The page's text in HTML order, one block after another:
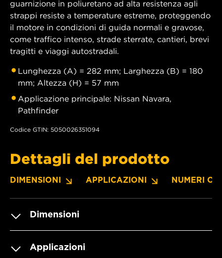
guarnizione in poliuretano ad alta resistenza agli
strappi resiste a temperature estreme, proteggendo
il motore in condizioni di guida normali e gravose,
come traffico intenso, strade sterrate, cantieri, brevi
tragitti e viaggi autostradali.
Lunghezza (A) = 282 mm; Larghezza (B) = 180
mm; Altezza (H) = 57 mm
Applicazione principale: Nissan Navara,
Pathfinder
Codice GTIN: 5050026351094
Dettagli del prodotto
DIMENSIONI APPLICAZIONI NUMERI OE
Dimensioni
Applicazioni